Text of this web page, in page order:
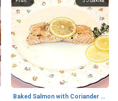
Baked Salmon with Coriander and Thyme